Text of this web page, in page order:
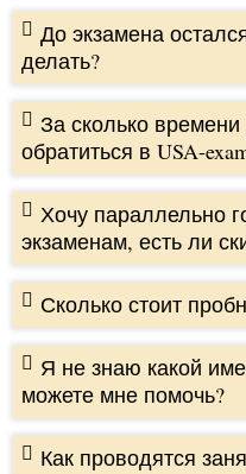
До экзамена
делать?
За сколько
обратиться в USA-
Хочу параллельно
экзаменам, есть ли
Сколько стоит
Я не знаю какой
можете мне помочь?
Как проводятся